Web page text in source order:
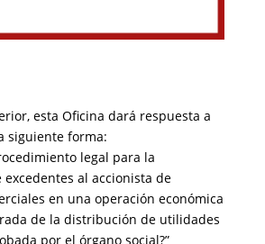
esta Oficina dará respuesta a
siguiente forma:
legal para la
al accionista de
en una operación económica
de la distribución de utilidades
por el órgano social?”